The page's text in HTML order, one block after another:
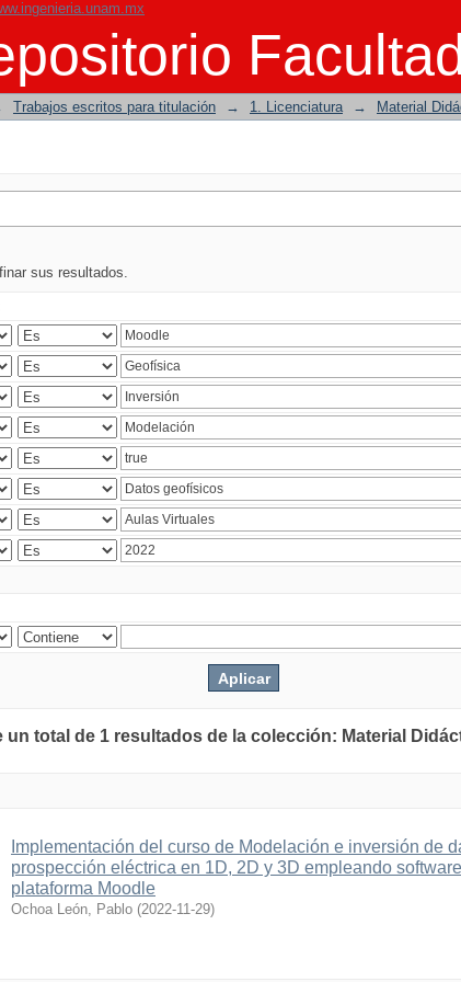
Trabajos escritos para titulación → 1. Licenciatura → Material
sus resultados.
un total de 1 resultados de la colección: Material
Implementación del curso de Modelación e inversión de
prospección eléctrica en 1D, 2D y 3D empleando
plataforma Moodle
Ochoa León, Pablo (2022-11-29)